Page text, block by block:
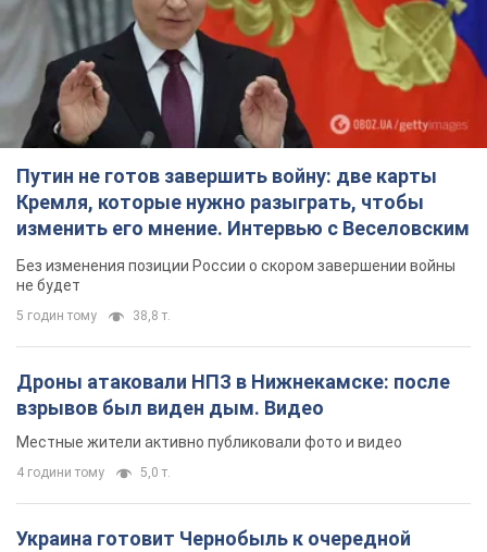
Путин не готов завершить войну: две карты
Кремля, которые нужно разыграть, чтобы
изменить его мнение. Интервью с Веселовским
Без изменения позиции России о скором завершении войны
не будет
5 годин тому 38,8 т.
Дроны атаковали НПЗ в Нижнекамске: после
взрывов был виден дым. Видео
Местные жители активно публиковали фото и видео
4 години тому 5,0 т.
Украина готовит Чернобыль к очередной